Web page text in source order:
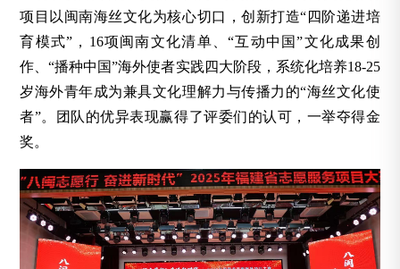
项目以闽南海丝文化为核心切口，创新打造“四阶递进培
育模式”，16项闽南文化清单、“互动中国”文化成果创
作、“播种中国”海外使者实践四大阶段，系统化培养18-25
岁海外青年成为兼具文化理解力与传播力的“海丝文化使
者”。团队的优异表现赢得了评委们的认可，一举夺得金
奖。